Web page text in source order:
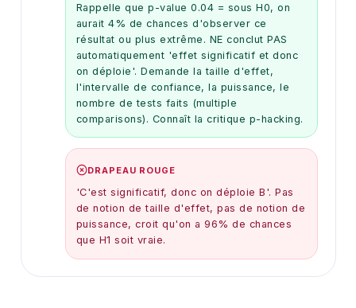
Rappelle que p-value 0.04 = sous H0, on
aurait 4% de chances d'observer ce
résultat ou plus extrême. NE conclut PAS
automatiquement 'effet significatif et donc
on déploie'. Demande la taille d'effet,
l'intervalle de confiance, la puissance, le
nombre de tests faits (multiple
comparisons). Connaît la critique p-hacking.
DRAPEAU ROUGE
'C'est significatif, donc on déploie B'. Pas
de notion de taille d'effet, pas de notion de
puissance, croit qu'on a 96% de chances
que H1 soit vraie.